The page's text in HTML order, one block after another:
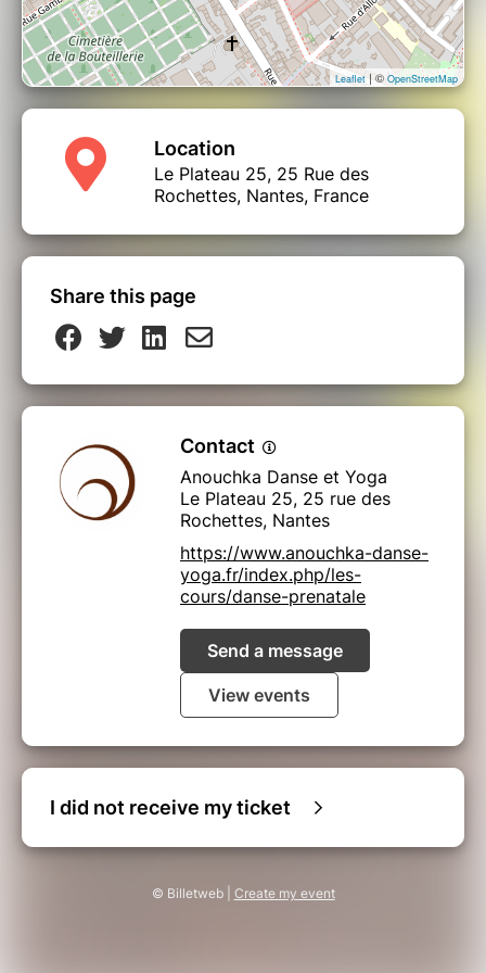
Leaflet| © OpenStreetMap
Location
Le Plateau 25, 25 Rue des
Rochettes, Nantes, France
Share this page
Contact
Anouchka Danse et Yoga
Le Plateau 25, 25 rue des
Rochettes, Nantes
https://www.anouchka-danse-
yoga.fr/index.php/les-
cours/danse-prenatale
Send a message
View events
I did not receive my ticket
© Billetweb | Create my event